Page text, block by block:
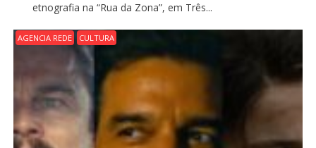
etnografia na “Rua da Zona”, em Três...
AGENCIA REDE CULTURA